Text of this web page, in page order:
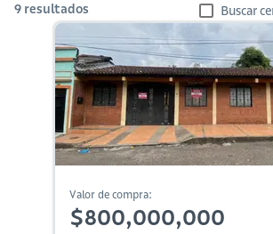
9 resultados Buscar
Valor de compra:
$800,000,000